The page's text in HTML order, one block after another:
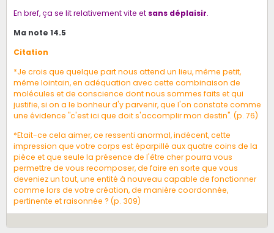
En bref, ça se lit relativement vite et sans déplaisir.
Ma note 14.5
Citation
*Je crois que quelque part nous attend un lieu, même petit,
même lointain, en adéquation avec cette combinaison de
molécules et de conscience dont nous sommes faits et qui
justifie, si on a le bonheur d'y parvenir, que l'on constate comme
une évidence "c'est ici que doit s'accomplir mon destin". (p. 76)
*Etait-ce cela aimer, ce ressenti anormal, indécent, cette
impression que votre corps est éparpillé aux quatre coins de la
pièce et que seule la présence de l'être cher pourra vous
permettre de vous recomposer, de faire en sorte que vous
deveniez un tout, une entité à nouveau capable de fonctionner
comme lors de votre création, de manière coordonnée,
pertinente et raisonnée ? (p. 309)